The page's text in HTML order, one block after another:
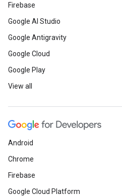
Firebase
Google AI Studio
Google Antigravity
Google Cloud
Google Play
View all
Android
Chrome
Firebase
Google Cloud Platform